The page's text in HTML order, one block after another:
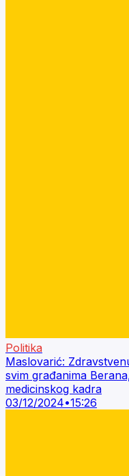
Politika
Maslovarić:
svim građanima
medicinskog kadra
03/12/2024•15:26